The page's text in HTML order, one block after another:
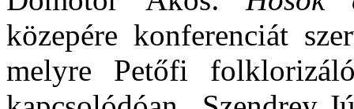
közepére konferenciát
melyre Petőfi